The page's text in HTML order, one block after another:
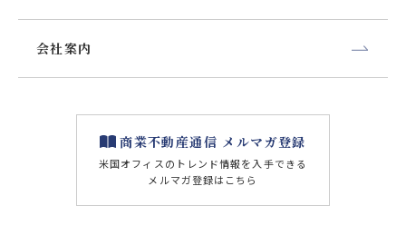
会社案内
商業不動産通信 メルマガ登録
米国オフィスのトレンド情報を⼊⼿できる
メルマガ登録はこちら